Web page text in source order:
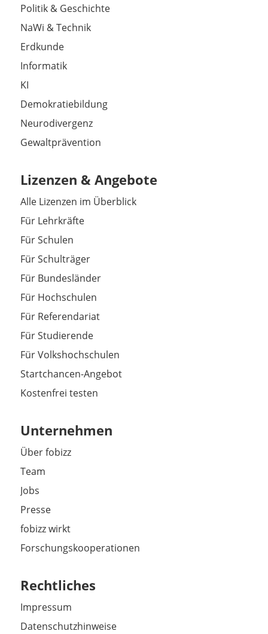
Politik & Geschichte
NaWi & Technik
Erdkunde
Informatik
KI
Demokratiebildung
Neurodivergenz
Gewaltprävention
Lizenzen & Angebote
Alle Lizenzen im Überblick
Für Lehrkräfte
Für Schulen
Für Schulträger
Für Bundesländer
Für Hochschulen
Für Referendariat
Für Studierende
Für Volkshochschulen
Startchancen-Angebot
Kostenfrei testen
Unternehmen
Über fobizz
Team
Jobs
Presse
fobizz wirkt
Forschungskooperationen
Rechtliches
Impressum
Datenschutzhinweise